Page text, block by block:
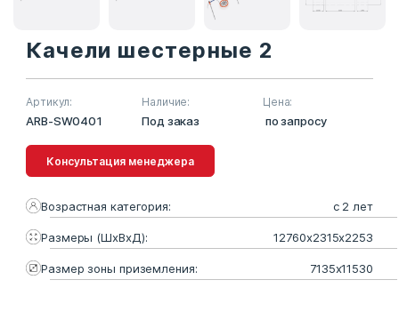
Качели шестерные 2
Артикул:
ARB-SW0401
Наличие:
Под заказ
Цена:
по запросу
Консультация менеджера
Возрастная категория: с 2 лет
Размеры (ШхВхД): 12760х2315х2253
Размер зоны приземления: 7135х11530